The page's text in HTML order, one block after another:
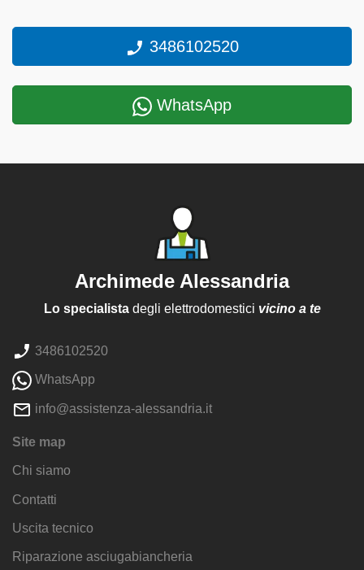
3486102520
WhatsApp
Archimede Alessandria
Lo specialistadegli elettrodomestici vicino a te
3486102520
WhatsApp
info@assistenza-alessandria.it
Site map
Chi siamo
Contatti
Uscita tecnico
Riparazione asciugabiancheria